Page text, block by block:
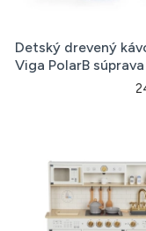
Detský drevený
Viga PolarB súprava